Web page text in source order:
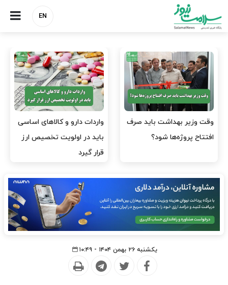
EN
وقت وزیر بهداشت باید صرف
افتتاح پروژه‌ها شود؟
واردات دارو و کالاهای اساسی
باید در اولویت تخصیص ارز
قرار گیرد
یکشنبه ۲۶ بهمن ۱۴۰۴ - ۱۰:۴۹